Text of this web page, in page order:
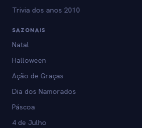
Trivia dos anos 2010
SAZONAIS
Natal
Halloween
Ação de Graças
Dia dos Namorados
Páscoa
4 de Julho